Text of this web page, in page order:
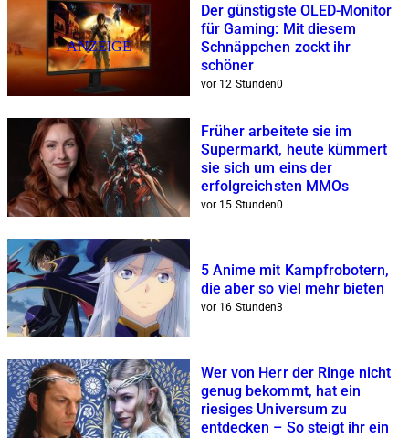
ANZEIGE
Der günstigste OLED-Monitor
für Gaming: Mit diesem
Schnäppchen zockt ihr
schöner
vor 12 Stunden0
Früher arbeitete sie im
Supermarkt, heute kümmert
sie sich um eins der
erfolgreichsten MMOs
vor 15 Stunden0
5 Anime mit Kampfrobotern,
die aber so viel mehr bieten
vor 16 Stunden3
Wer von Herr der Ringe nicht
genug bekommt, hat ein
riesiges Universum zu
entdecken – So steigt ihr ein